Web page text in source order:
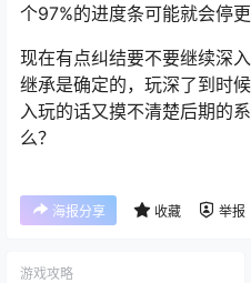
个97%的进度条可能就会停更
现在有点纠结要不要继续深
继承是确定的，玩深了到时
入玩的话又摸不清楚后期的
么？
海报分享 收藏 举报
游戏攻略